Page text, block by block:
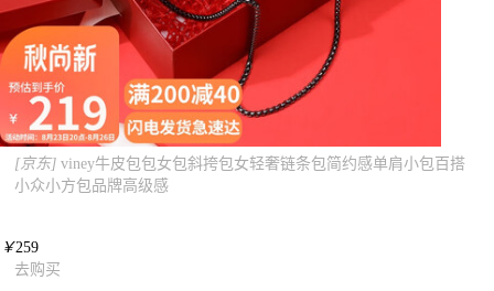
[京东] viney牛皮包包女包斜挎包女轻奢链条包简约感单肩小包百搭
小众小方包品牌高级感
￥259
去购买